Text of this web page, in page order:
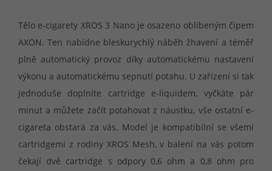
Tělo e-cigarety XROS 3 Nano je osazeno oblíbeným čipem
AXON. Ten nabídne bleskurychlý náběh žhavení a téměř
plně automatický provoz díky automatickému nastavení
výkonu a automatickému sepnutí potahu. U zařízení si tak
jednoduše doplníte cartridge e-liquidem, vyčkáte pár
minut a můžete začít potahovat z náustku, vše ostatní e-
cigareta obstará za vás. Model je kompatibilní se všemi
cartridgemi z rodiny XROS Mesh, v balení na vás potom
čekají dvě cartridge s odpory 0,6 ohm a 0,8 ohm pro